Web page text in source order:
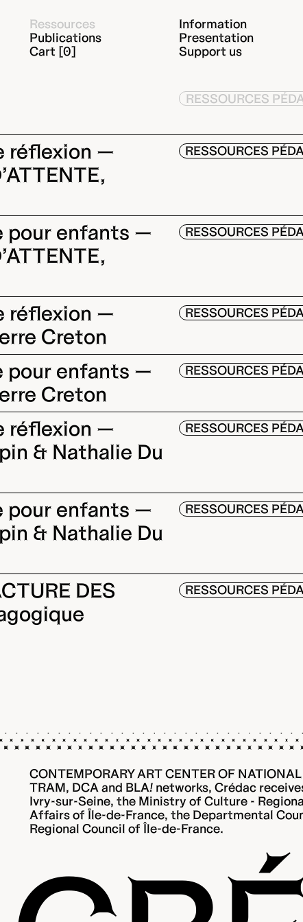
Ressources
Publications
Cart [0]
Information
Presentation
Support us
RESSOURCES
réflexion —
RESSOURCES
pour enfants —
RESSOURCES
réflexion —
Creton
RESSOURCES
pour enfants —
Creton
RESSOURCES
réflexion —
& Nathalie Du
RESSOURCES
pour enfants —
& Nathalie Du
RESSOURCES
DES
RESSOURCES
CONTEMPORARY ART CENTER OF
TRAM, DCA and BLA!networks, Crédac
Ivry-sur-Seine, the Ministry of Culture -
Affairs of Île-de-France, the Departmental
Regional Council of Île-de-France.